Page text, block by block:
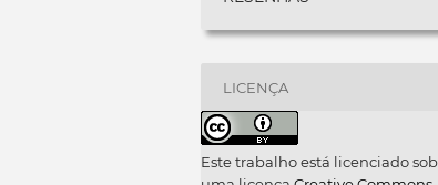
LICENÇA
Este trabalho está licenciado sob